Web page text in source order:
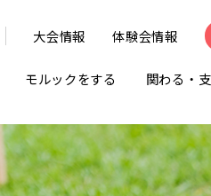
大会情報 体験会情報
モルックをする 関わる・